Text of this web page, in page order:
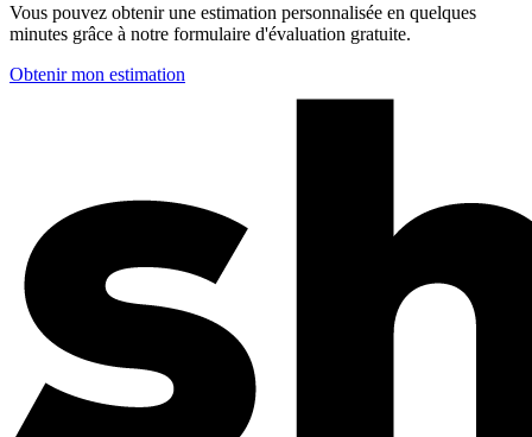
Vous pouvez obtenir une estimation personnalisée en quelques
minutes grâce à notre formulaire d'évaluation gratuite.
Obtenir mon estimation